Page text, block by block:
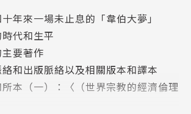
社會學博士，現為臺灣大學社會學系
儒學大師愛新覺羅毓鋆門下，成為
，從《論語．學而》開啟與孔子的緣
網路發表一篇「論語日記」，至今已
《論語365：越古而來的薰風，徐迎
、《穿越時空，與孔子對話》、《學
學著，好好愛》、《令我討厭的涂爾
年來一場未止息的「韋伯大夢」
代和生平
要著作
和出版脈絡以及相關版本和譯本
本（一）：〈（世界宗教的經濟倫理